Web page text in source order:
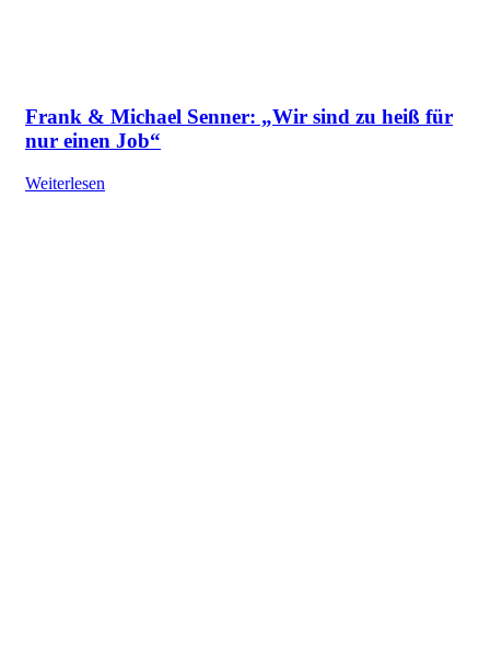
Frank & Michael Senner: „Wir sind zu heiß für
nur einen Job“
Weiterlesen